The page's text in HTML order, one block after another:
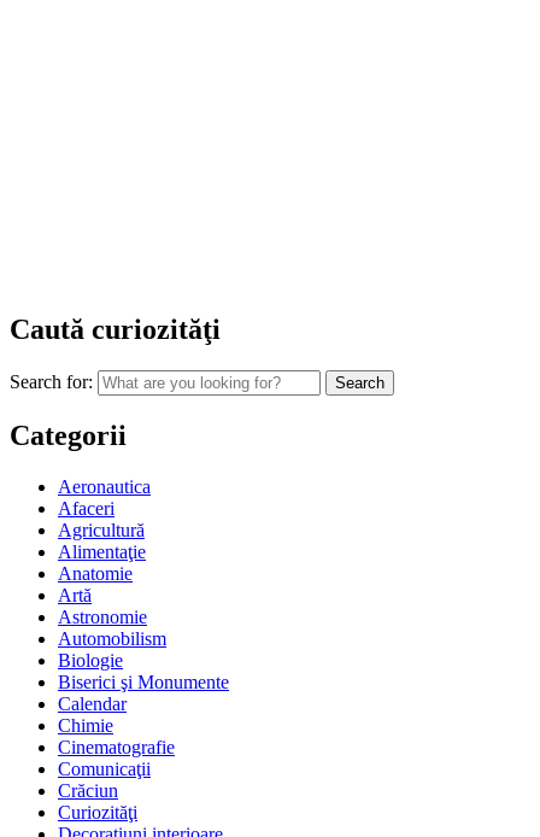
Caută curiozităţi
Search for:
Categorii
Aeronautica
Afaceri
Agricultură
Alimentaţie
Anatomie
Artă
Astronomie
Automobilism
Biologie
Biserici şi Monumente
Calendar
Chimie
Cinematografie
Comunicaţii
Crăciun
Curiozităţi